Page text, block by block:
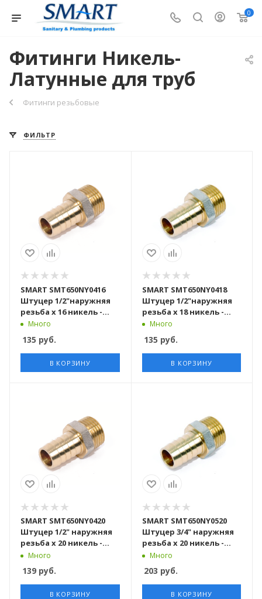
0
Фитинги Никель-
Латунные для труб
Фитинги резьбовые
ФИЛЬТР
SMART SMT650NY0416
Штуцер 1/2"наружняя
резьба х 16 никель -
желтый, 240 штук в
упаковке
Много
135 руб.
В КОРЗИНУ
SMART SMT650NY0418
Штуцер 1/2"наружняя
резьба х 18 никель -
желтый, 240 штук в
упаковке
Много
135 руб.
В КОРЗИНУ
SMART SMT650NY0420
Штуцер 1/2" наружняя
резьба х 20 никель -
желтый, 200 штук в
упаковке
Много
139 руб.
В КОРЗИНУ
SMART SMT650NY0520
Штуцер 3/4" наружняя
резьба х 20 никель -
желтый, 130 штук в
упаковке
Много
203 руб.
В КОРЗИНУ